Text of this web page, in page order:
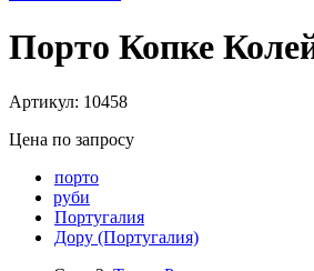
Порто Копке
Артикул: 10458
Цена по запросу
порто
руби
Португалия
Дору (Португалия)